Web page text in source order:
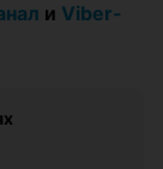
и Viber-